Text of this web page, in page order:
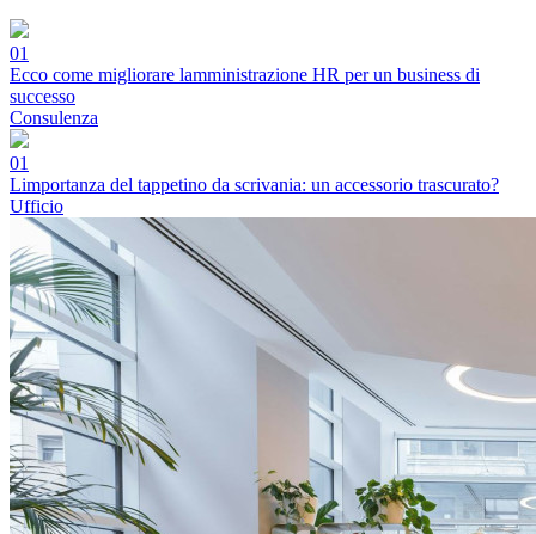
01
Ecco come migliorare lamministrazione HR per un business di
successo
Consulenza
01
Limportanza del tappetino da scrivania: un accessorio trascurato?
Ufficio